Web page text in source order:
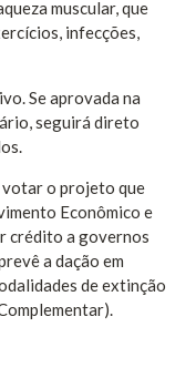
muscular, que
infecções,
Se aprovada na
seguirá direto
votar o projeto que
Econômico e
crédito a governos
a dação em
de extinção